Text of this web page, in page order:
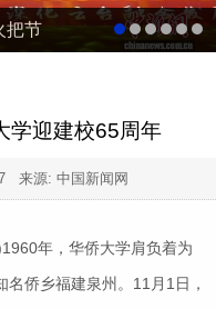
把节
学迎建校65周年
来源: 中国新闻网
年，华侨大学肩负着为
侨乡福建泉州。11月1日，